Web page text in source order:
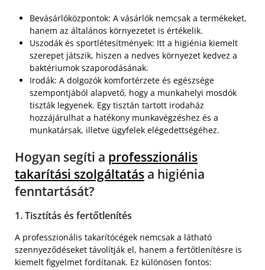
Bevásárlóközpontok: A vásárlók nemcsak a termékeket,
hanem az általános környezetet is értékelik.
Uszodák és sportlétesítmények: Itt a higiénia kiemelt
szerepet játszik, hiszen a nedves környezet kedvez a
baktériumok szaporodásának.
Irodák: A dolgozók komfortérzete és egészsége
szempontjából alapvető, hogy a munkahelyi mosdók
tiszták legyenek. Egy tisztán tartott irodaház
hozzájárulhat a hatékony munkavégzéshez és a
munkatársak, illetve ügyfelek elégedettségéhez.
Hogyan segíti a professzionális
takarítási szolgáltatás a higiénia
fenntartását?
1. Tisztítás és fertőtlenítés
A professzionális takarítócégek nemcsak a látható
szennyeződéseket távolítják el, hanem a fertőtlenítésre is
kiemelt figyelmet fordítanak. Ez különösen fontos: